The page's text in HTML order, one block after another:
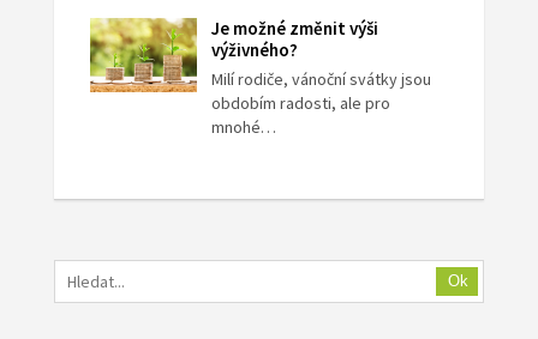
Je možné změnit výši
výživného?
Milí rodiče, vánoční svátky jsou
obdobím radosti, ale pro
mnohé…
Ok